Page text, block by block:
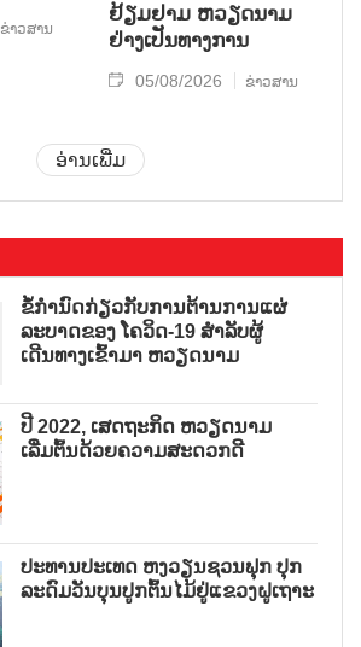
ຂ່າວສານ
ຢ້ຽມຢາມ ຫວຽດນາມ
ຢ່າງເປັນທາງການ
05/08/2026 ຂ່າວສານ
ອ່ານເພີ່ມ
ຂໍ້ກຳນົດກ່ຽວກັບການຕ້ານການແຜ່
ລະບາດຂອງ ໂຄວິດ-19 ສຳລັບຜູ້
ເດີນທາງເຂົ້າມາ ຫວຽດນາມ
ປີ 2022, ເສດຖະກິດ ຫວຽດນາມ
ເລີ່ມຕົ້ນດ້ວຍຄວາມສະດວກດີ
ປະທານປະເທດ ຫງວຽນຊວນຟຸກ ປຸກ
ລະດົມວັນບຸນປູກຕົ້ນໄມ້ຢູ່ແຂວງຝູເຖາະ